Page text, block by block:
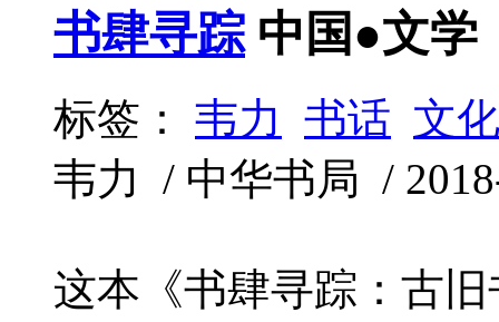
书肆寻踪 中国●文学
标签： 韦力 书话 文化
韦力 / 中华书局 /
这本《书肆寻踪：古